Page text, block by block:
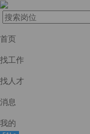
首页
找工作
找人才
消息
我的